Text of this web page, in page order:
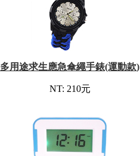
多用途求生應急傘繩手錶(運動款)
NT: 210元